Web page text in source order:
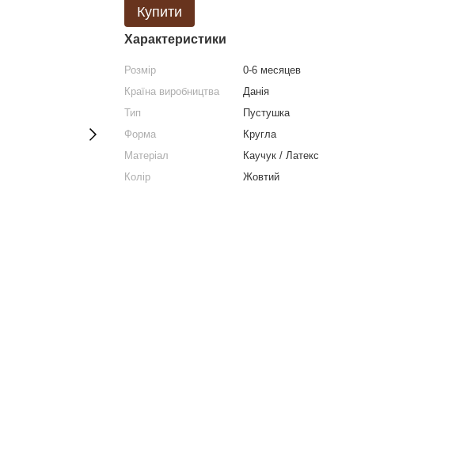
Купити
Характеристики
Розмір
0-6 месяцев
Країна виробництва
Данія
Тип
Пустушка
Форма
Кругла
Матеріал
Каучук / Латекс
Колір
Жовтий